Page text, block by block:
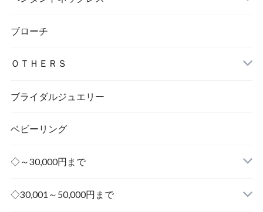
ブローチ
ＯＴＨＥＲＳ
ブライダルジュエリー
ベビーリング
◇～30,000円まで
◇30,001～50,000円まで